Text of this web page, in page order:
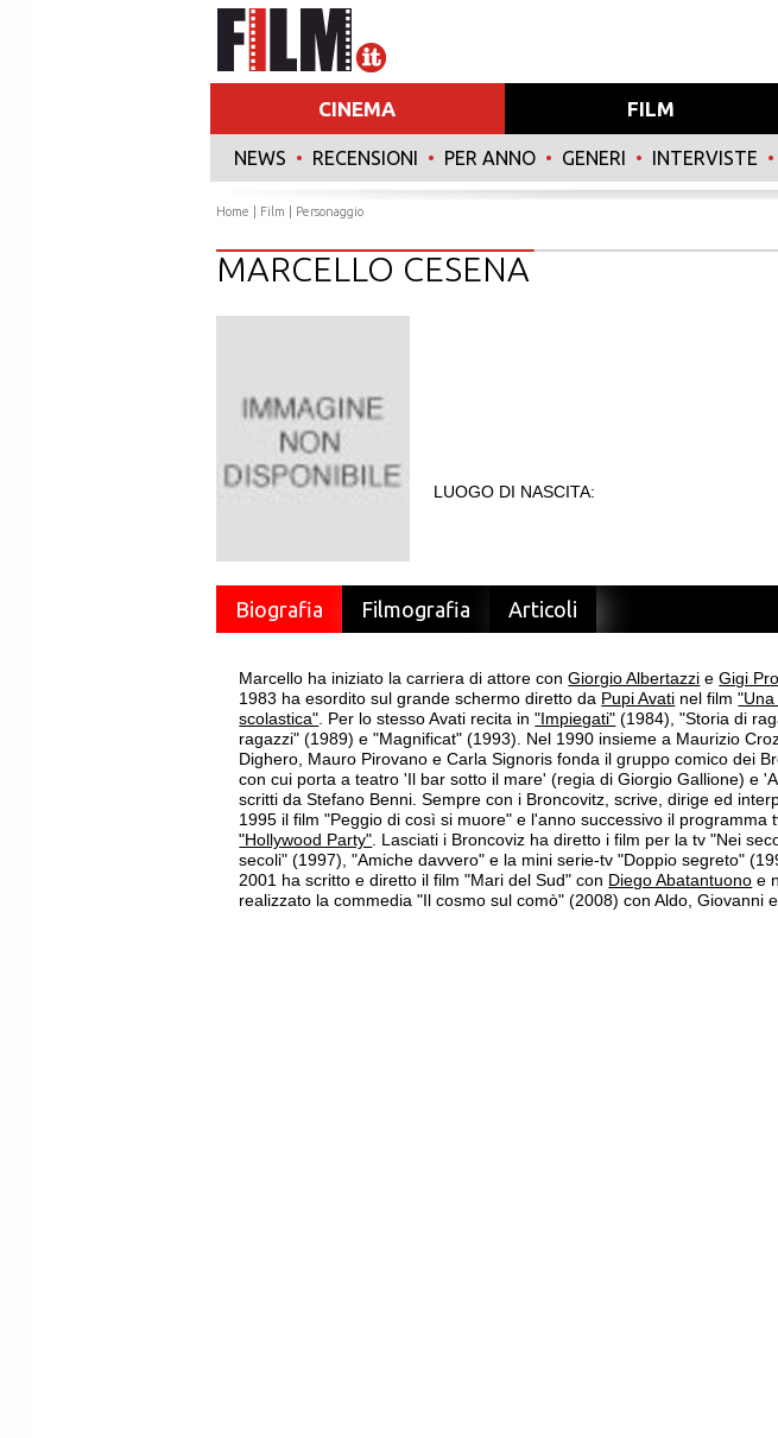
CINEMA FILM
NEWS • RECENSIONI • PER ANNO • GENERI • INTERVISTE •
Home Film | Personaggio
MARCELLO CESENA
LUOGO DI NASCITA:
Biografia Filmografia Articoli
Marcello ha iniziato la carriera di attore conGiorgio Albertazzi eGigi
1983 ha esordito sul grande schermo diretto da Pupi Avati nel film"Una
scolastica" . Per lo stesso Avati recita in"Impiegati" (1984), "Storia di
ragazzi" (1989) e "Magnificat" (1993). Nel 1990 insieme a Maurizio
Dighero, Mauro Pirovano e Carla Signoris fonda il gruppo comico dei
con cui porta a teatro 'Il bar sotto il mare' (regia di Giorgio Gallione) e
scritti da Stefano Benni. Sempre con i Broncovitz, scrive, dirige ed
1995 il film "Peggio di così si muore" e l'anno successivo il programma
"Hollywood Party" . Lasciati i Broncoviz ha diretto i film per la tv "Nei
secoli" (1997), "Amiche davvero" e la mini serie-tv "Doppio segreto"
2001 ha scritto e diretto il film "Mari del Sud" con Diego Abatantuono e
realizzato la commedia "Il cosmo sul comò" (2008) con Aldo, Giovanni